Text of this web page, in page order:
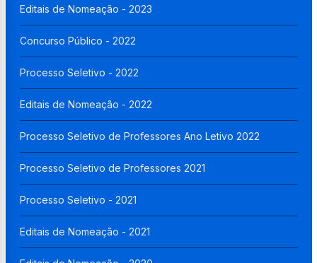
Editais de Nomeação - 2023
Concurso Público - 2022
Processo Seletivo - 2022
Editais de Nomeação - 2022
Processo Seletivo de Professores Ano Letivo 2022
Processo Seletivo de Professores 2021
Processo Seletivo - 2021
Editais de Nomeação - 2021